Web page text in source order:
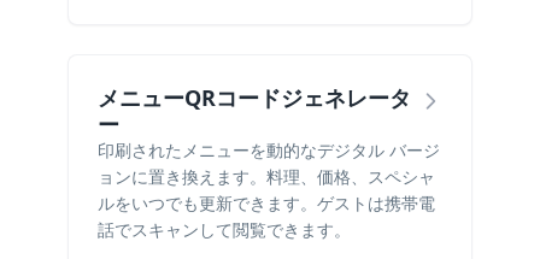
メニューQRコードジェネレータ
ー
印刷されたメニューを動的なデジタル バージ
ョンに置き換えます。料理、価格、スペシャ
ルをいつでも更新できます。ゲストは携帯電
話でスキャンして閲覧できます。